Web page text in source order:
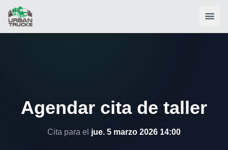
Agendar cita de taller
Cita para el jue. 5 marzo 2026 14:00